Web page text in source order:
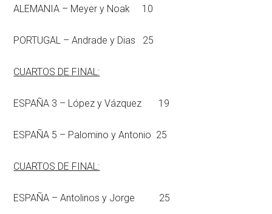
ALEMANIA – Meyer y Noak 10
PORTUGAL – Andrade y Dias 25
CUARTOS DE FINAL:
ESPAÑA 3 – López y Vázquez 19
ESPAÑA 5 – Palomino y Antonio 25
CUARTOS DE FINAL:
ESPAÑA – Antolinos y Jorge 25